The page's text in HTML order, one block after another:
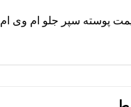
وی ام 110 رنگی سفید و ثبت سفارش، هم اکنون اقدام نمایید.